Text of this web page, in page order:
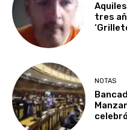
tres
NOTAS
celebró